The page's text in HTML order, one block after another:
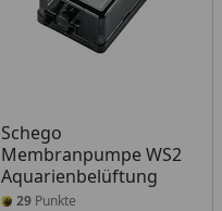
Schego
Membranpumpe WS2
Aquarienbelüftung
29Punkte